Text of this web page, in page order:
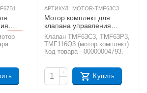
АРТИКУЛ: MOTOR-TMF63C3
Мотор комплект для
клапана управления
RUNXIN TMF63C3,
TMF63P3, TMF116Q3
AКЦИЯ
Клапан TMF63C3, TMF63P3,
TMF116Q3 (мотор комплект).
Код товара - 00000004793.
+
−
Купить